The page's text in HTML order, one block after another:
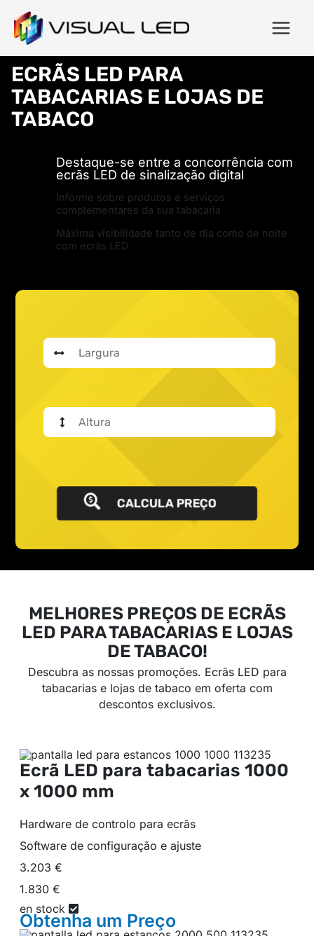
CALCULA PREÇO
ECRÃS LED PARA
TABACARIAS E LOJAS DE
TABACO
Destaque-se entre a concorrência com
ecrãs LED de sinalização digital
Informe sobre produtos e serviços
complementares da sua tabacaria
Máxima visibilidade tanto de dia como de noite
com ecrãs LED
MELHORES PREÇOS DE ECRÃS
LED PARA TABACARIAS E LOJAS
DE TABACO!
Descubra as nossas promoções. Ecrãs LED para
tabacarias e lojas de tabaco em oferta com
descontos exclusivos.
Ecrã LED para tabacarias 1000
x 1000 mm
Hardware de controlo para ecrãs
Software de configuração e ajuste
3.203 €
1.830 €
en stock
Obtenha um Preço